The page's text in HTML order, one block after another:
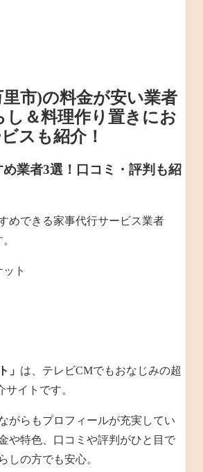
市)の料金が安い業者
し＆料理作り置きにお
スも紹介！
業者3選！口コミ・評判も紹
めできる家事代行サービス業者
ト
」 は、テレビCMでもおなじみの超
イトです。
がらもプロフィールが充実してい
や特色、口コミや評判がひと目で
しの方でも安心。